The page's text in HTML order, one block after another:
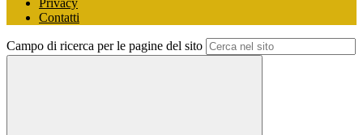
Privacy
Contatti
Campo di ricerca per le pagine del sito